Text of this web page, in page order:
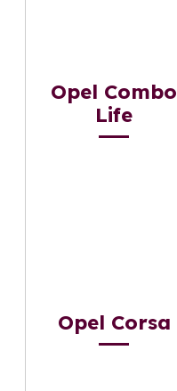
Opel Combo
Life
Opel Corsa